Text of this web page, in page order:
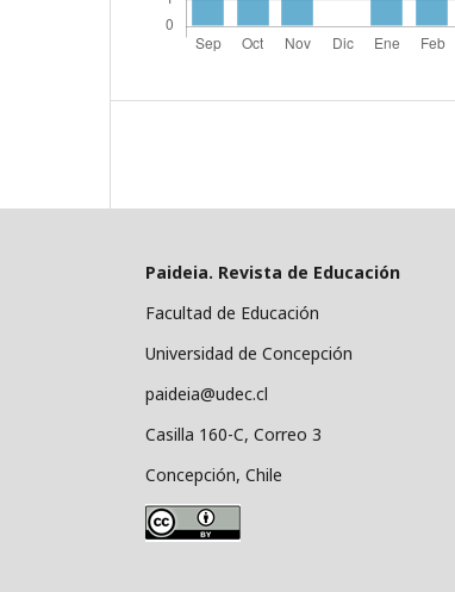
Paideia. Revista de Educación
Facultad de Educación
Universidad de Concepción
paideia@udec.cl
Casilla 160-C, Correo 3
Concepción, Chile